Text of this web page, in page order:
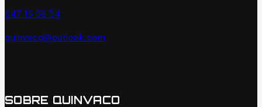
647 15 56 54
quinvaco@outlook.com
SOBRE QUINVACO